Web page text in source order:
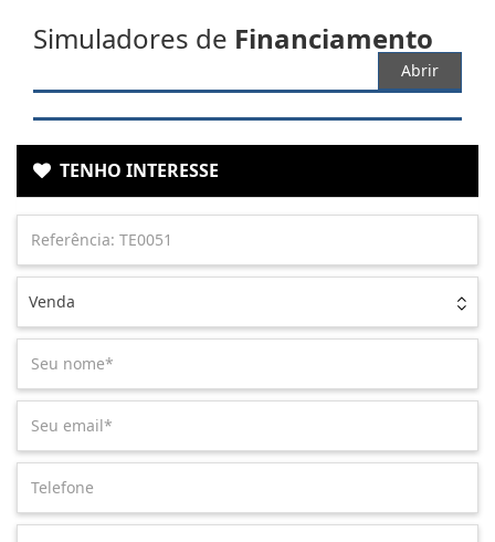
Simuladores de Financiamento
Abrir
TENHO INTERESSE
Venda